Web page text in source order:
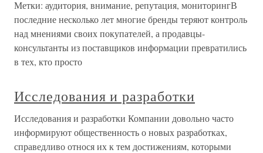
Метки: аудитория, внимание, репутация, мониторингВ
последние несколько лет многие бренды теряют контроль
над мнениями своих покупателей, а продавцы-
консультанты из поставщиков информации превратились
в тех, кто просто
Исследования и разработки
Исследования и разработки Компании довольно часто
информируют общественность о новых разработках,
справедливо относя их к тем достижениям, которыми